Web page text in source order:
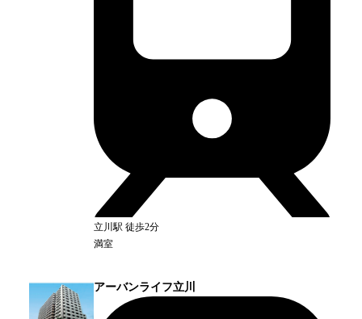
立川駅 徒歩2分
満室
アーバンライフ立川